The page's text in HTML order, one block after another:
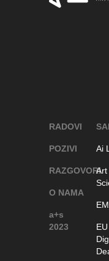
RADOVI
POZIVI
RAZGOVORI
O NAMA
a+s
2023
Ai
Art
EU